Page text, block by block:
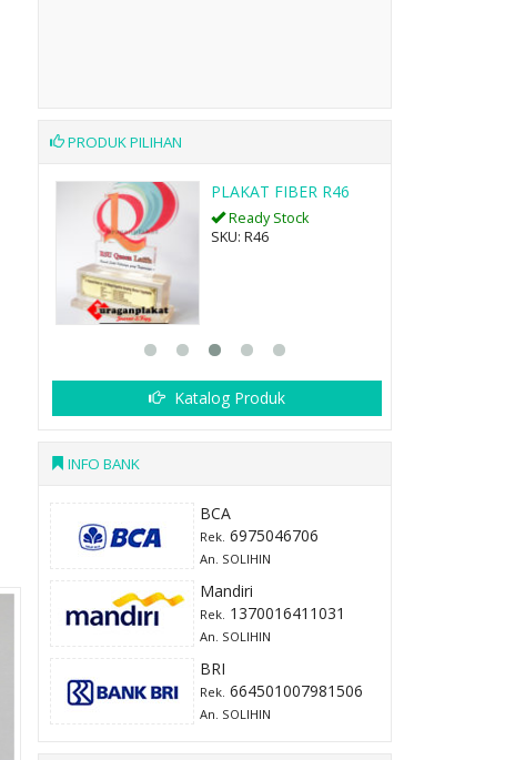
PRODUK PILIHAN
PLAKAT KAYU K26
Ready Stock
SKU: K26
Katalog Produk
INFO BANK
BCA
Rek. 6975046706
An. SOLIHIN
Mandiri
Rek. 1370016411031
An. SOLIHIN
BRI
Rek. 664501007981506
An. SOLIHIN